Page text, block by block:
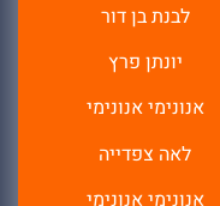
לבנת בן דור
יונתן פרץ
אנונימי אנונימי
לאה צפדייה
אנונימי אנונימי